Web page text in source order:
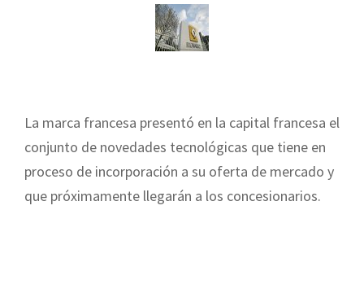
La marca francesa presentó en la capital francesa el
conjunto de novedades tecnológicas que tiene en
proceso de incorporación a su oferta de mercado y
que próximamente llegarán a los concesionarios.